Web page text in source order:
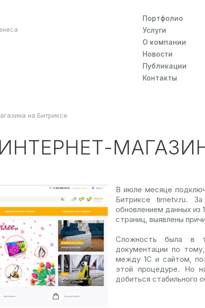
Портфолио
Услуги
О компании
Новости
Публикации
Контакты
на Битриксе
В июле месяце
Битриксе timetv.ru.
обновлением данных из
страниц, выявлены
Сложность была в
документации по
между 1С и сайтом,
этой процедуре. Но
добиться стабильного